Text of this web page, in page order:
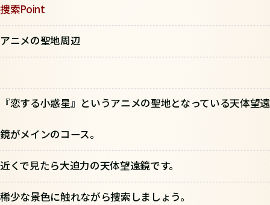
捜索Point
アニメの聖地周辺
『恋する小惑星』というアニメの聖地となっている天体望遠
鏡がメインのコース。
近くで見たら大迫力の天体望遠鏡です。
稀少な景色に触れながら捜索しましょう。